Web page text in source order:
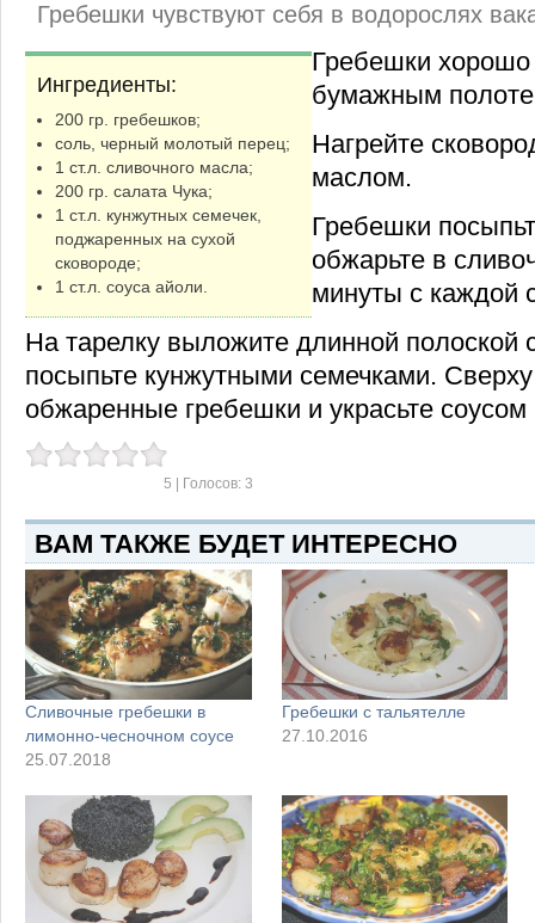
Гребешки чувствуют себя в водорослях
Ингредиенты:
200 гр. гребешков;
соль, черный молотый перец;
1 ст.л. сливочного масла;
200 гр. салата Чука;
1 ст.л. кунжутных семечек,
поджаренных на сухой
сковороде;
1 ст.л. соуса айоли.
Гребешки
бумажным
Нагрейте
маслом.
Гребешки
обжарьте в
минуты с каждой
На тарелку выложите длинной полоской
посыпьте кунжутными семечками.
обжаренные гребешки и украсьте соусом
5 | Голосов: 3
ВАМ ТАКЖЕ БУДЕТ ИНТЕРЕСНО
Сливочные гребешки в
лимонно-чесночном соусе
25.07.2018
Гребешки с тальятелле
27.10.2016